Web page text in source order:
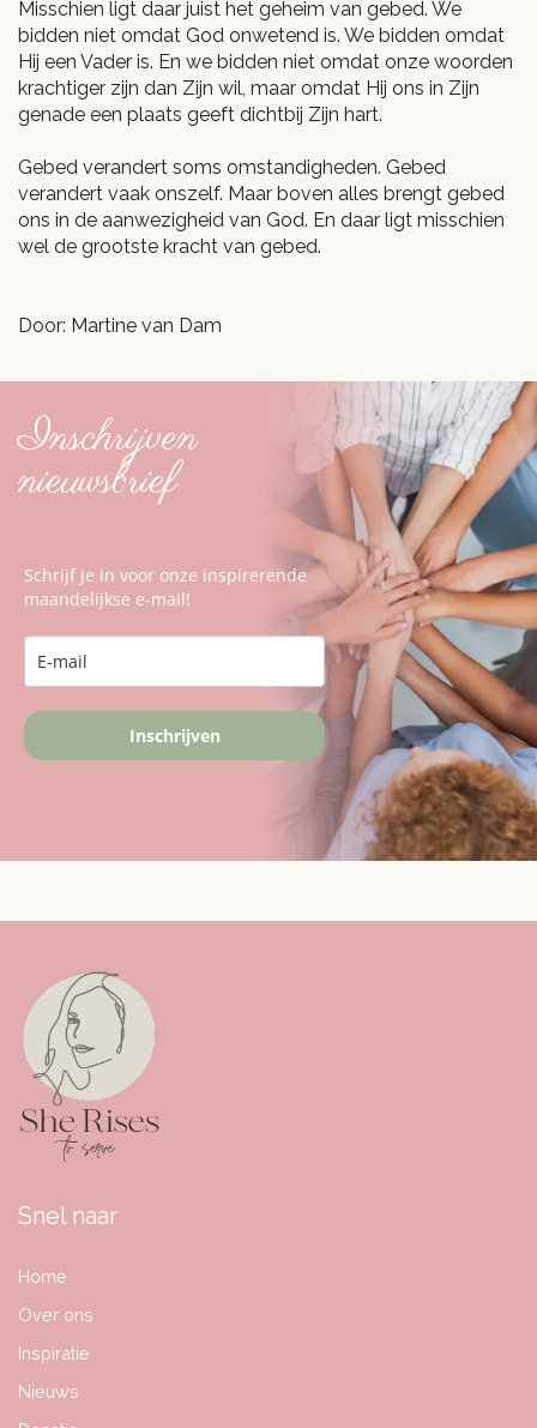
Misschien ligt daar juist het geheim van gebed. We
bidden niet omdat God onwetend is. We bidden omdat
Hij een Vader is. En we bidden niet omdat onze woorden
krachtiger zijn dan Zijn wil, maar omdat Hij ons in Zijn
genade een plaats geeft dichtbij Zijn hart.
Gebed verandert soms omstandigheden. Gebed
verandert vaak onszelf. Maar boven alles brengt gebed
ons in de aanwezigheid van God. En daar ligt misschien
wel de grootste kracht van gebed.
Door: Martine van Dam
Inschrijven
nieuwsbrief
Schrijf je in voor onze inspirerende
maandelijkse e-mail!
Inschrijven
Snel naar
Home
Over ons
Inspiratie
Nieuws